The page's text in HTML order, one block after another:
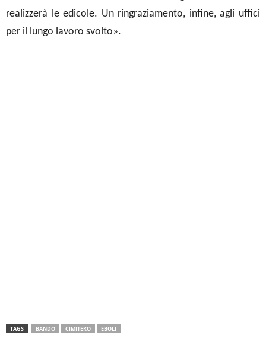
realizzerà le edicole. Un ringraziamento, infine, agli uffici
per il lungo lavoro svolto».
TAGS BANDO CIMITERO EBOLI